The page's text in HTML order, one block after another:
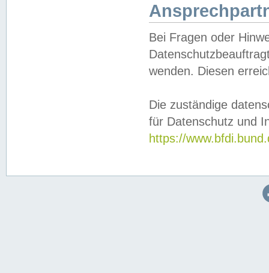
Bei Fragen oder
wenden. Diesen
Die zuständige
für Datenschutz und
https://